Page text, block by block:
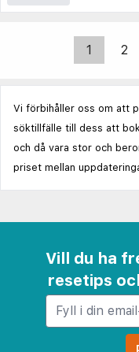
1 2
Vi förbihåller oss om att
söktillfälle till dess att
och då vara stor och
priset mellan
Vill du ha
resetips